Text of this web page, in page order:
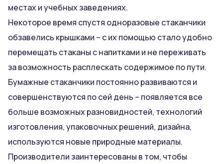
местах и учебных заведениях.
Некоторое время спустя одноразовые стаканчики
обзавелись крышками – с их помощью стало удобно
перемещать стаканы с напитками и не переживать
за возможность расплескать содержимое по пути.
Бумажные стаканчики постоянно развиваются и
совершенствуются по сей день – появляется все
больше возможных разновидностей, технологий
изготовления, упаковочных решений, дизайна,
используются новые природные материалы.
Производители заинтересованы в том, чтобы